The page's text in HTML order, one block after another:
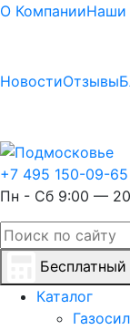
О КомпанииНаши
НовостиОтзывы
+7 495 150-09-65
Пн - Сб 9:00 —
Бесплатный
Каталог